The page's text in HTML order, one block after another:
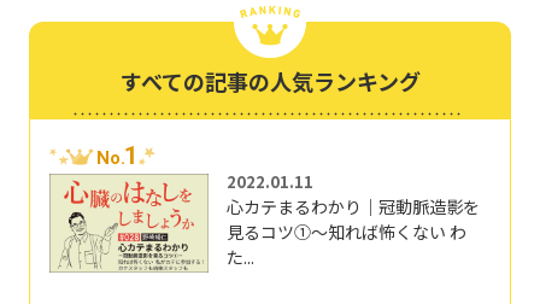
すべての記事の人気ランキング
No.1
2022.01.11
心カテまるわかり｜冠動脈造影を
見るコツ①～知れば怖くない わ
た...